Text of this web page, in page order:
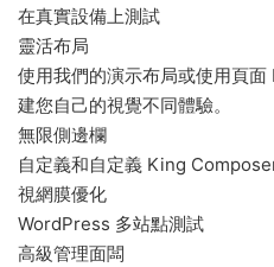
在真實設備上測試
靈活布局
使用我們的演示布局或使用頁
建您自己的視覺不同體驗。
無限側邊欄
自定義和自定義 King
視網膜優化
WordPress 多站點測試
高級管理面闆